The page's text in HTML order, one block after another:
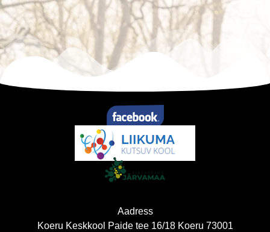
Aadress
Koeru Keskkool Paide tee 16/18 Koeru 73001